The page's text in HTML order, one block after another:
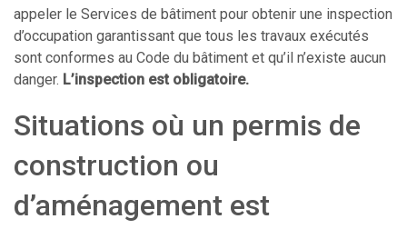
appeler le Services de bâtiment pour obtenir une inspection
d’occupation garantissant que tous les travaux exécutés
sont conformes au Code du bâtiment et qu’il n’existe aucun
danger. L’inspection est obligatoire.
Situations où un permis de
construction ou
d’aménagement est